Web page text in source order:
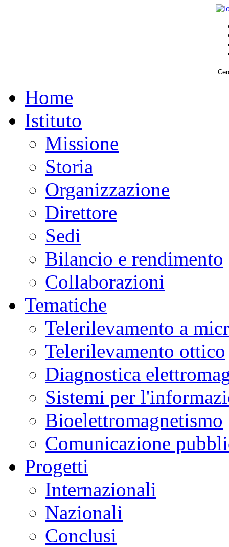
Home
Istituto
Missione
Storia
Organizzazione
Direttore
Sedi
Bilancio e rendimento
Collaborazioni
Tematiche
Telerilevamento a
Telerilevamento ottico
Diagnostica
Sistemi per
Bioelettromagnetismo
Comunicazione
Progetti
Internazionali
Nazionali
Conclusi